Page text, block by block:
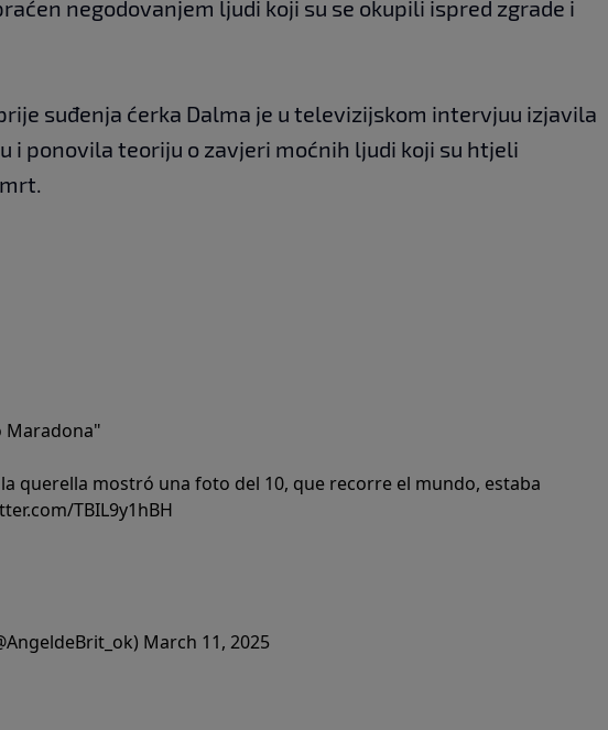
negodovanjem ljudi koji su se okupili ispred zgrade i
suđenja ćerka Dalma je u televizijskom intervjuu izjavila
i ponovila teoriju o zavjeri moćnih ljudi koji su htjeli
Maradona"
querella mostró una foto del 10, que recorre el mundo, estaba
TBIL9y1hBH
March 11, 2025